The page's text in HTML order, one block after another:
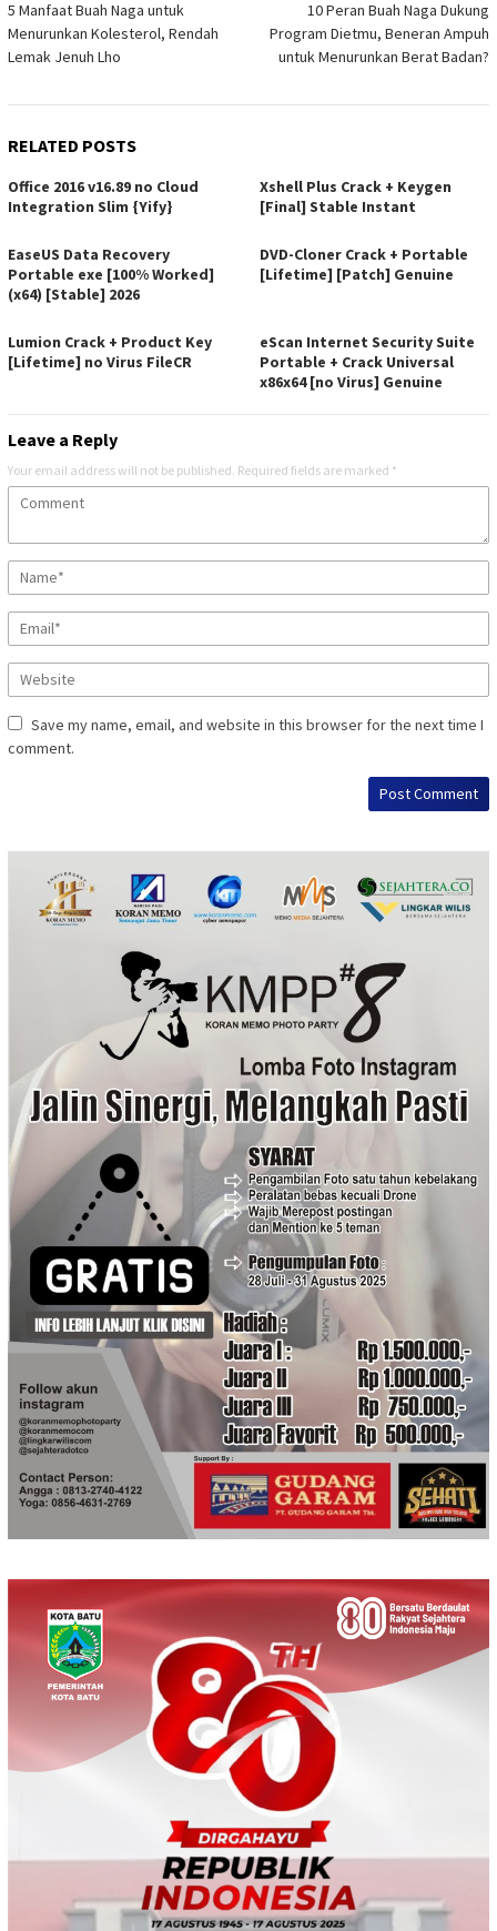
navigation
5 Manfaat Buah Naga untuk
Menurunkan Kolesterol, Rendah
Lemak Jenuh Lho
10 Peran Buah Naga Dukung
Program Dietmu, Beneran Ampuh
untuk Menurunkan Berat Badan?
RELATED POSTS
Office 2016 v16.89 no Cloud
Integration Slim {Yify}
Xshell Plus Crack + Keygen
[Final] Stable Instant
EaseUS Data Recovery
Portable exe [100% Worked]
(x64) [Stable] 2026
DVD-Cloner Crack + Portable
[Lifetime] [Patch] Genuine
Lumion Crack + Product Key
[Lifetime] no Virus FileCR
eScan Internet Security Suite
Portable + Crack Universal
x86x64 [no Virus] Genuine
Leave a Reply
Your email address will not be published. Required fields are marked *
Save my name, email, and website in this browser for the next time I
comment.